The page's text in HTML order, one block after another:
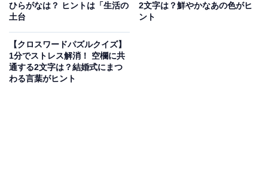
ひらがなは？ ヒントは「生活の
土台
2文字は？鮮やかなあの色がヒ
ント
【クロスワードパズルクイズ】
1分でストレス解消！ 空欄に共
通する2文字は？結婚式にまつ
わる言葉がヒント